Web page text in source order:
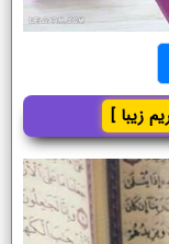
زیبا ]